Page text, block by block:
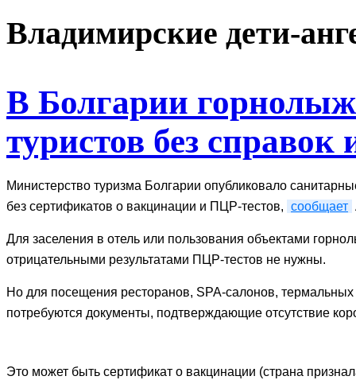
Владимирские дети-
В Болгарии
туристов без справок
Министерство туризма Болгарии опубликовало
без сертификатов о вакцинации и ПЦР-тестов, сообщает
Для заселения в отель или пользования объектами
отрицательными результатами ПЦР-тестов не нужны.
Но для посещения ресторанов, SPA-салонов, термальных
потребуются документы, подтверждающие отсутствие
Это может быть сертификат о вакцинации (страна